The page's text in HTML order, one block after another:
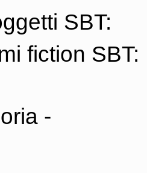
SBT:
fiction SBT:
-